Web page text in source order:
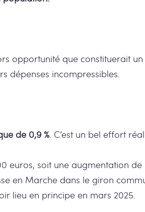
opportunité que constituerait
dépenses incompressibles.
de 0,9 %. C’est un bel effort
euros, soit une augmentation
en Marche dans le giron
lieu en principe en mars 2025.